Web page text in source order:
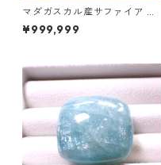
マダガスカル産サファイア ル
ース 9個組 2.4～2.5mm
¥999,999